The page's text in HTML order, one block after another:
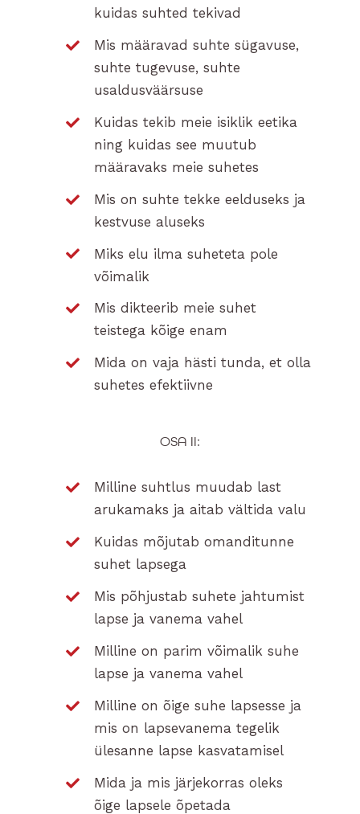
kuidas suhted tekivad
Mis määravad suhte sügavuse,
suhte tugevuse, suhte
usaldusväärsuse
Kuidas tekib meie isiklik eetika
ning kuidas see muutub
määravaks meie suhetes
Mis on suhte tekke eelduseks ja
kestvuse aluseks
Miks elu ilma suheteta pole
võimalik
Mis dikteerib meie suhet
teistega kõige enam
Mida on vaja hästi tunda, et olla
suhetes efektiivne
OSA II:
Milline suhtlus muudab last
arukamaks ja aitab vältida valu
Kuidas mõjutab omanditunne
suhet lapsega
Mis põhjustab suhete jahtumist
lapse ja vanema vahel
Milline on parim võimalik suhe
lapse ja vanema vahel
Milline on õige suhe lapsesse ja
mis on lapsevanema tegelik
ülesanne lapse kasvatamisel
Mida ja mis järjekorras oleks
õige lapsele õpetada